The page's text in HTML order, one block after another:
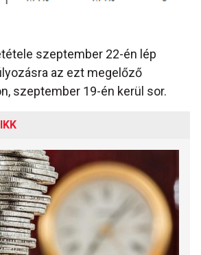
szeptember 22-én lép
az ezt megelőző
szeptember 19-én kerül sor.